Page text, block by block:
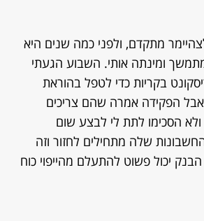
מתקדם, ולפני כמה שנים היא
ומינתה אותי. השבוע הגעתי
בקריות כדי לטפל בהוראת
הפקידה אמרה שהם צריכים
ולא הסכימו לתת לי לבצע שום
שלה מתחילים לחזור וזה
יכול פשוט להתעלם מהייפוי כוח